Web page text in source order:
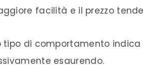
facilità e il prezzo
tipo di comportamento
esaurendo.